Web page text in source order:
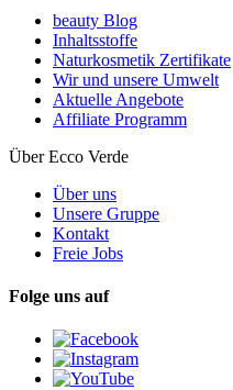
beauty Blog
Inhaltsstoffe
Naturkosmetik Zertifikate
Wir und unsere Umwelt
Aktuelle Angebote
Affiliate Programm
Über Ecco Verde
Über uns
Unsere Gruppe
Kontakt
Freie Jobs
Folge uns auf